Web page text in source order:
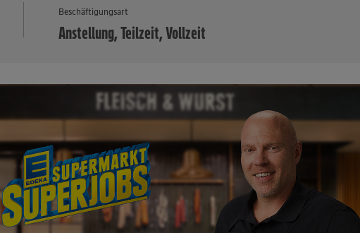
Beschäftigungsart
Anstellung, Teilzeit, Vollzeit